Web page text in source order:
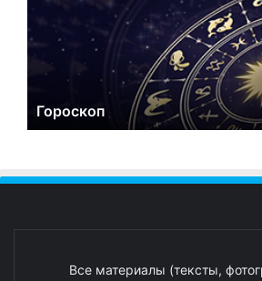
Гороскоп
Все материалы (тексты,